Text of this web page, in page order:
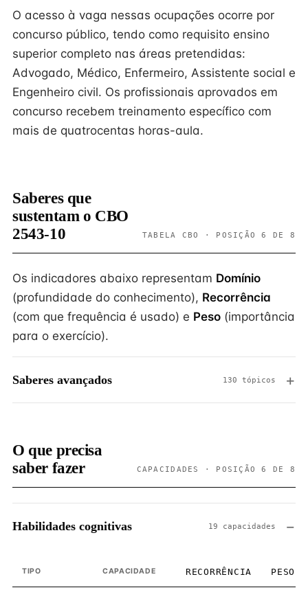
O acesso à vaga nessas ocupações ocorre por
concurso público, tendo como requisito ensino
superior completo nas áreas pretendidas:
Advogado, Médico, Enfermeiro, Assistente social e
Engenheiro civil. Os profissionais aprovados em
concurso recebem treinamento específico com
mais de quatrocentas horas-aula.
Saberes que
sustentam o CBO
2543-10
TABELA CBO · POSIÇÃO 6 DE 8
Os indicadores abaixo representam Domínio
(profundidade do conhecimento), Recorrência
(com que frequência é usado) e Peso (importância
para o exercício).
Saberes avançados 130 tópicos
O que precisa
saber fazer
CAPACIDADES · POSIÇÃO 6 DE 8
Habilidades cognitivas 19 capacidades
TIPO CAPACIDADE RECORRÊNCIA PESO